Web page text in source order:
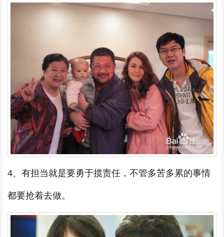
4、有担当就是要勇于揽责任，不管多苦多累的事情
都要抢着去做。